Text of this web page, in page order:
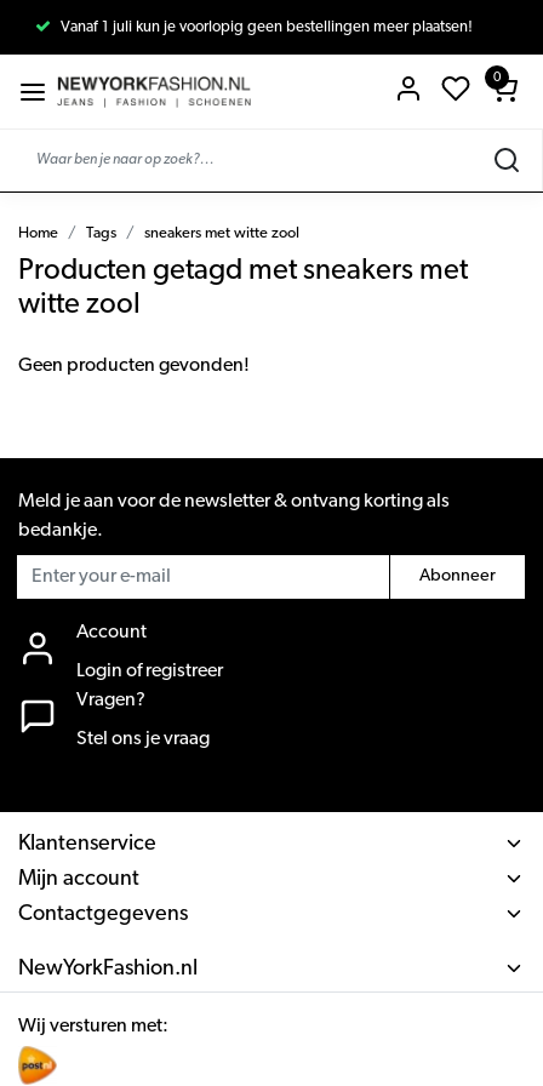
Vanaf 1 juli kun je voorlopig geen bestellingen meer plaatsen!
0
Home Tags sneakers met witte zool
Producten getagd met sneakers met
witte zool
Geen producten gevonden!
Meld je aan voor de newsletter & ontvang korting als
bedankje.
Abonneer
Account
Login of registreer
Vragen?
Stel ons je vraag
Klantenservice
Mijn account
Contactgegevens
NewYorkFashion.nl
Wij versturen met: